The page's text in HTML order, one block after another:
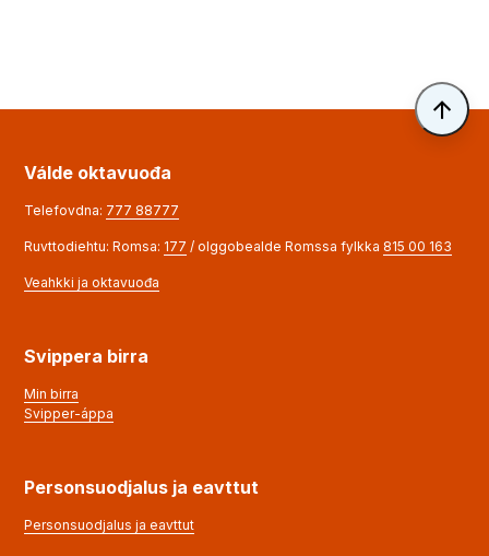
Til
Válde oktavuođa
Telefovdna: 777 88777
Ruvttodiehtu: Romsa: 177 / olggobealde Romssa fylkka 815 00 163
Veahkki ja oktavuođa
Svippera birra
Min birra
Svipper-áppa
Personsuodjalus ja eavttut
Personsuodjalus ja eavttut